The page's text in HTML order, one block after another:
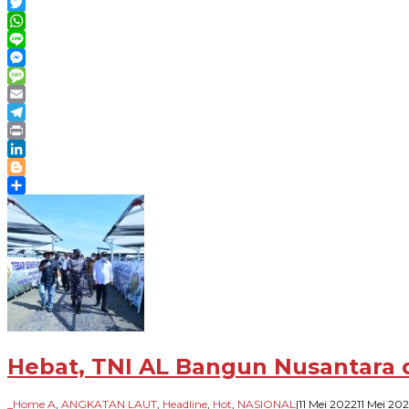
Twitter
WhatsApp
Line
Messenger
Message
Email
Telegram
Print
LinkedIn
Blogger
Share
Hebat, TNI AL Bangun Nusantara
_Home A, ANGKATAN LAUT, Headline, Hot, NASIONAL|11 Mei 202211 Mei